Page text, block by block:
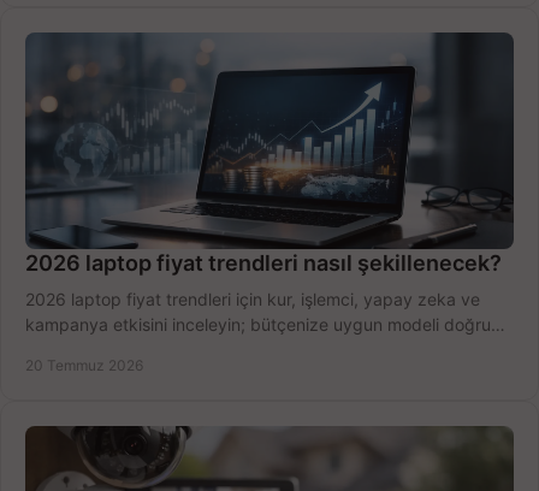
2026 laptop fiyat trendleri nasıl şekillenecek?
2026 laptop fiyat trendleri için kur, işlemci, yapay zeka ve
kampanya etkisini inceleyin; bütçenize uygun modeli doğru
20 Temmuz 2026